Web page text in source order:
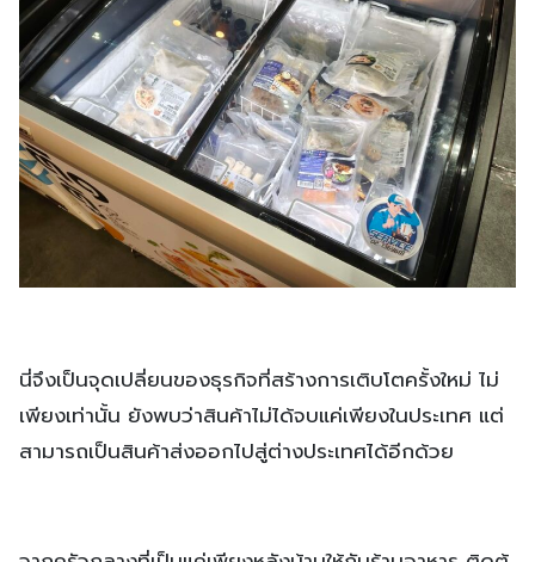
นี่จึงเป็นจุดเปลี่ยนของธุรกิจที่สร้างการเติบโตครั้งใหม่ ไม่
เพียงเท่านั้น ยังพบว่าสินค้าไม่ได้จบแค่เพียงในประเทศ แต่
สามารถเป็นสินค้าส่งออกไปสู่ต่างประเทศได้อีกด้วย